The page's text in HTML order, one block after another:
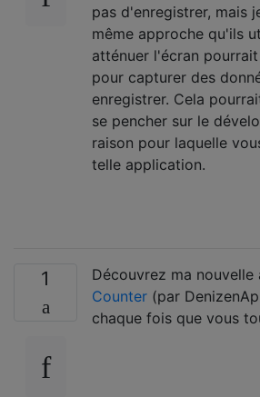
pas d'enregistrer, mais
même approche qu'ils
atténuer l'écran
pour capturer des
enregistrer. Cela
se pencher sur le
raison pour laquelle
telle application.
1 Découvrez ma nouvelle
Counter (par
chaque fois que vous